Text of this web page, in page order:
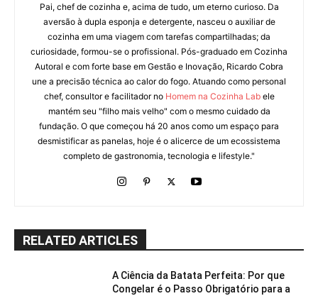
Pai, chef de cozinha e, acima de tudo, um eterno curioso. Da
aversão à dupla esponja e detergente, nasceu o auxiliar de
cozinha em uma viagem com tarefas compartilhadas; da
curiosidade, formou-se o profissional. Pós-graduado em Cozinha
Autoral e com forte base em Gestão e Inovação, Ricardo Cobra
une a precisão técnica ao calor do fogo. Atuando como personal
chef, consultor e facilitador no Homem na Cozinha Labele
mantém seu "filho mais velho" com o mesmo cuidado da
fundação. O que começou há 20 anos como um espaço para
desmistificar as panelas, hoje é o alicerce de um ecossistema
completo de gastronomia, tecnologia e lifestyle."
RELATED ARTICLES
A Ciência da Batata Perfeita: Por que
Congelar é o Passo Obrigatório para a